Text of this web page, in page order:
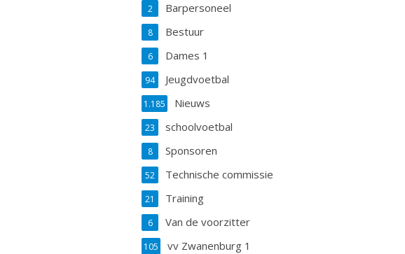
Barpersoneel
2
Bestuur
8
Dames 1
6
Jeugdvoetbal
94
Nieuws
1.185
schoolvoetbal
23
Sponsoren
8
Technische commissie
52
Training
21
Van de voorzitter
6
vv Zwanenburg 1
105